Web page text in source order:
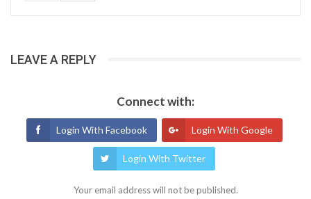
LEAVE A REPLY
Connect with:
Login With Facebook Login With Google
Login With Twitter
Your email address will not be published.